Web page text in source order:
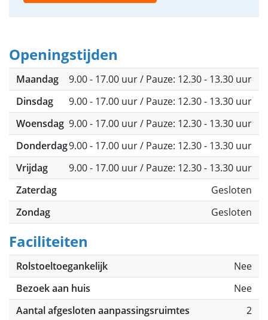
Openingstijden
Maandag
9.00 - 17.00 uur / Pauze: 12.30 - 13.30 uur
Dinsdag
9.00 - 17.00 uur / Pauze: 12.30 - 13.30 uur
Woensdag 9.00 - 17.00 uur / Pauze: 12.30 - 13.30 uur
Donderdag9.00 - 17.00 uur / Pauze: 12.30 - 13.30 uur
Vrijdag
9.00 - 17.00 uur / Pauze: 12.30 - 13.30 uur
Zaterdag
Gesloten
Zondag
Gesloten
Faciliteiten
Rolstoeltoegankelijk
Nee
Bezoek aan huis
Nee
Aantal afgesloten aanpassingsruimtes
2